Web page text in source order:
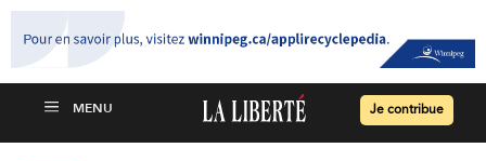
Je contribue